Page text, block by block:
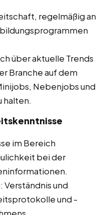
regelmäßig an
über aktuelle Trends
Branche auf dem
Nebenjobs und
halten.
im Bereich
bei der
: Verständnis und
und -